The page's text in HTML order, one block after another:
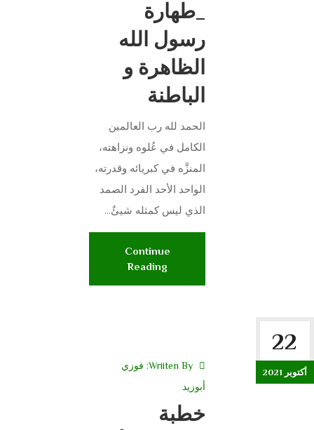
_طهارة
رسول الله
الظاهرة و
الباطنة
الحمد لله رب العالمين
الكامل في عُلوه ونزاهته،
المنزَّه في كبريائه وقدرته،
الواحد الأحد الفرد الصمد
الذي ليس كمثله شيئٌ...
Continue
Reading
22
أكتوبر 2021
Wriiten By: فوزي
أبوزيد
خطبة